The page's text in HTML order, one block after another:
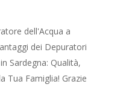
dell'Acqua a
dei Depuratori
Sardegna: Qualità,
Tua Famiglia! Grazie